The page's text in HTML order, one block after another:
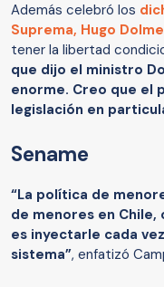
Además celebró los
Suprema, Hugo
tener la libertad
que dijo el ministro
enorme. Creo que el
legislación en
Sename
“La política de
de menores en Chile,
es inyectarle cada
sistema”, enfatizó